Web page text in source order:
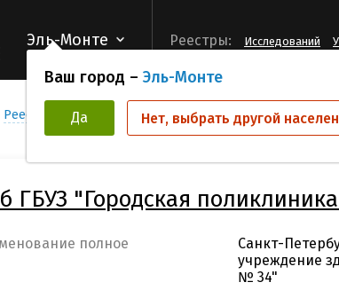
Эль-Монте
Ваш город – Эль-Монте
Да Нет, выбрать другой
Реестры: Исследований
Реестр Медицинских учреждений СПб ГБУЗ
ГБУЗ "Городская
полное
Санкт-
учреждение
№ 34"